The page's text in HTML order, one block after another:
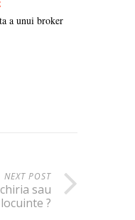
a unui broker
NEXT POST
sau
?